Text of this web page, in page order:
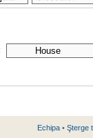
Echipa • Şterge